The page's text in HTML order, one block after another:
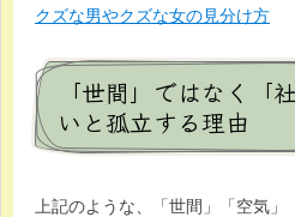
クズな男やクズな女の見分け方
「世間」ではなく「
いと孤立する理由
上記のような、「世間」「空気